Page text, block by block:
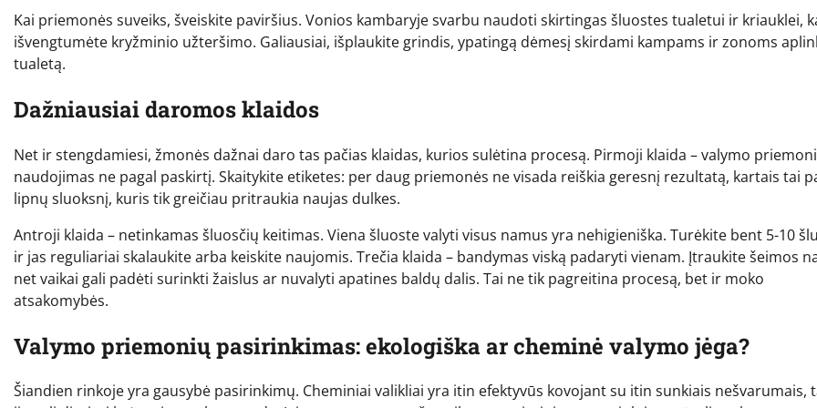
Kai priemonės suveiks, šveiskite paviršius. Vonios kambaryje svarbu naudoti skirtingas šluostes tualetui ir kriauklei,
išvengtumėte kryžminio užteršimo. Galiausiai, išplaukite grindis, ypatingą dėmesį skirdami kampams ir zonoms
tualetą.
Dažniausiai daromos klaidos
Net ir stengdamiesi, žmonės dažnai daro tas pačias klaidas, kurios sulėtina procesą. Pirmoji klaida – valymo
naudojimas ne pagal paskirtį. Skaitykite etiketes: per daug priemonės ne visada reiškia geresnį rezultatą, kartais tai
lipnų sluoksnį, kuris tik greičiau pritraukia naujas dulkes.
Antroji klaida – netinkamas šluosčių keitimas. Viena šluoste valyti visus namus yra nehigieniška. Turėkite bent 5-10
ir jas reguliariai skalaukite arba keiskite naujomis. Trečia klaida – bandymas viską padaryti vienam. Įtraukite šeimos
net vaikai gali padėti surinkti žaislus ar nuvalyti apatines baldų dalis. Tai ne tik pagreitina procesą, bet ir moko
atsakomybės.
Valymo priemonių pasirinkimas: ekologiška ar cheminė valymo jėga?
Šiandien rinkoje yra gausybė pasirinkimų. Cheminiai valikliai yra itin efektyvūs kovojant su itin sunkiais nešvarumais,